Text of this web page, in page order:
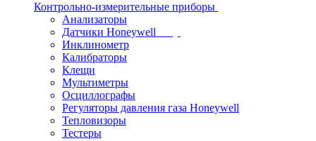
Контрольно-измерительные приборы
Анализаторы
Датчики Honeywell
Инклинометр
Калибраторы
Клещи
Мультиметры
Осциллографы
Регуляторы давления газа Honeywell
Тепловизоры
Тестеры